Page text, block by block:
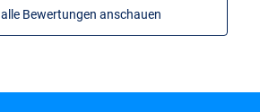
alle Bewertungen anschauen